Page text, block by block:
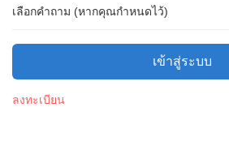
เลือกคำถาม (หากคุณกำหนดไว้)
เข้าสู่ระบบ
ลงทะเบียน